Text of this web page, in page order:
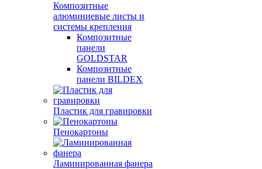
Композитные
алюминиевые листы и
системы крепления
Композитные
панели
GOLDSTAR
Композитные
панели BILDEX
Пластик для гравировки
Пенокартоны
Ламинированная фанера